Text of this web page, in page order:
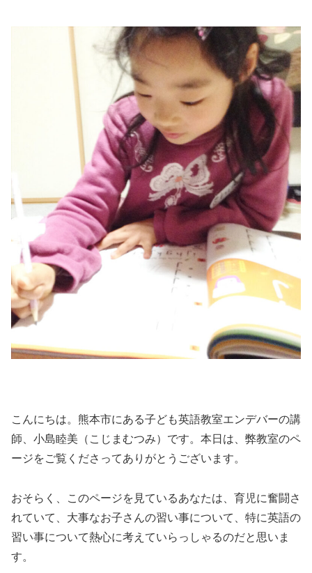
こんにちは。熊本市にある子ども英語教室エンデバーの講
師、小島睦美（こじまむつみ）です。本日は、弊教室のペ
ージをご覧くださってありがとうございます。
おそらく、このページを見ているあなたは、育児に奮闘さ
れていて、大事なお子さんの習い事について、特に英語の
習い事について熱心に考えていらっしゃるのだと思いま
す。